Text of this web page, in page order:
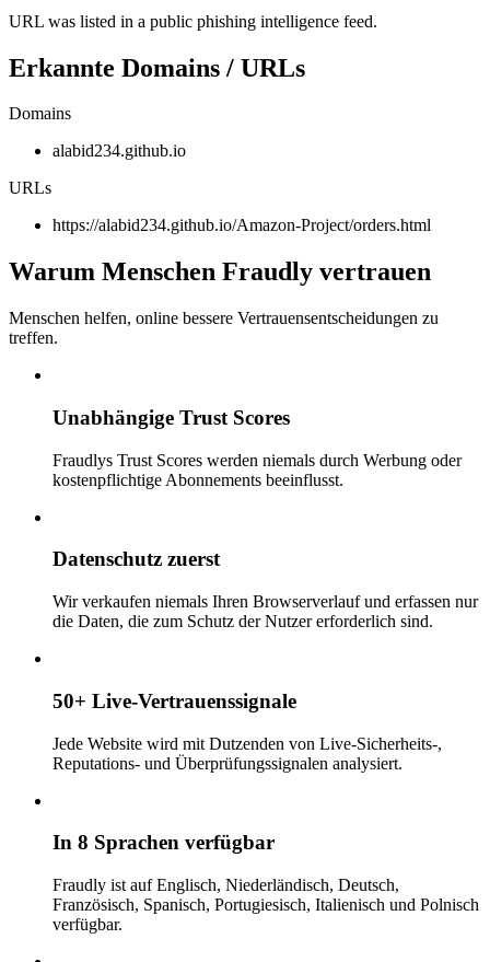
URL was listed in a public phishing intelligence feed.
Erkannte Domains / URLs
Domains
alabid234.github.io
URLs
https://alabid234.github.io/Amazon-Project/orders.html
Warum Menschen Fraudly vertrauen
Menschen helfen, online bessere Vertrauensentscheidungen zu
treffen.
Unabhängige Trust Scores
Fraudlys Trust Scores werden niemals durch Werbung oder
kostenpflichtige Abonnements beeinflusst.
Datenschutz zuerst
Wir verkaufen niemals Ihren Browserverlauf und erfassen nur
die Daten, die zum Schutz der Nutzer erforderlich sind.
50+ Live-Vertrauenssignale
Jede Website wird mit Dutzenden von Live-Sicherheits-,
Reputations- und Überprüfungssignalen analysiert.
In 8 Sprachen verfügbar
Fraudly ist auf Englisch, Niederländisch, Deutsch,
Französisch, Spanisch, Portugiesisch, Italienisch und Polnisch
verfügbar.